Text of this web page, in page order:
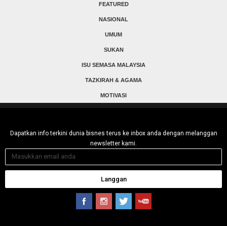
FEATURED
NASIONAL
UMUM
SUKAN
ISU SEMASA MALAYSIA
TAZKIRAH & AGAMA
MOTIVASI
Dapatkan info terkini dunia bisnes terus ke inbox anda dengan melanggan
newsletter kami.
Langgan